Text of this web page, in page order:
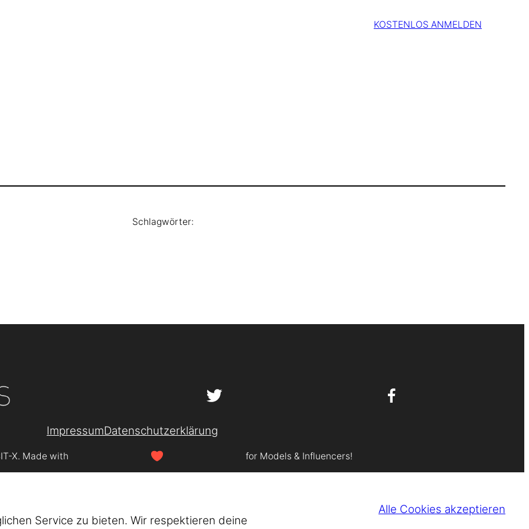
KOSTENLOS ANMELDEN
Schlagwörter:
ImpressumDatenschutzerklärung
X. Made with for Models & Influencers!
Service zu bieten. Wir respektieren deine
Alle Cookies akzeptieren